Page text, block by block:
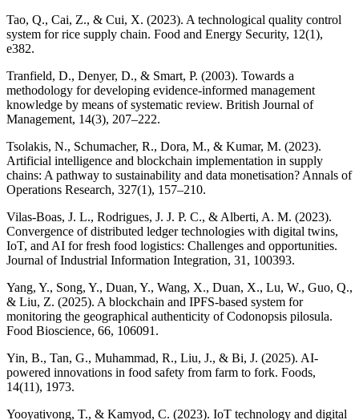
Tao, Q., Cai, Z., & Cui, X. (2023). A technological quality control
system for rice supply chain. Food and Energy Security, 12(1),
e382.
Tranfield, D., Denyer, D., & Smart, P. (2003). Towards a
methodology for developing evidence-informed management
knowledge by means of systematic review. British Journal of
Management, 14(3), 207–222.
Tsolakis, N., Schumacher, R., Dora, M., & Kumar, M. (2023).
Artificial intelligence and blockchain implementation in supply
chains: A pathway to sustainability and data monetisation? Annals of
Operations Research, 327(1), 157–210.
Vilas-Boas, J. L., Rodrigues, J. J. P. C., & Alberti, A. M. (2023).
Convergence of distributed ledger technologies with digital twins,
IoT, and AI for fresh food logistics: Challenges and opportunities.
Journal of Industrial Information Integration, 31, 100393.
Yang, Y., Song, Y., Duan, Y., Wang, X., Duan, X., Lu, W., Guo, Q.,
& Liu, Z. (2025). A blockchain and IPFS-based system for
monitoring the geographical authenticity of Codonopsis pilosula.
Food Bioscience, 66, 106091.
Yin, B., Tan, G., Muhammad, R., Liu, J., & Bi, J. (2025). AI-
powered innovations in food safety from farm to fork. Foods,
14(11), 1973.
Yooyativong, T., & Kamyod, C. (2023). IoT technology and digital